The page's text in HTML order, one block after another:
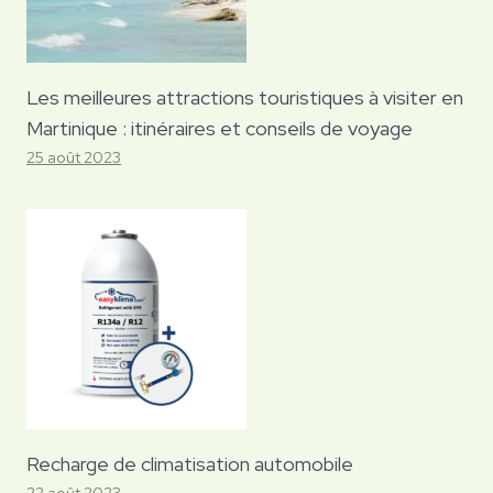
Les meilleures attractions touristiques à visiter en
Martinique : itinéraires et conseils de voyage
25 août 2023
Recharge de climatisation automobile